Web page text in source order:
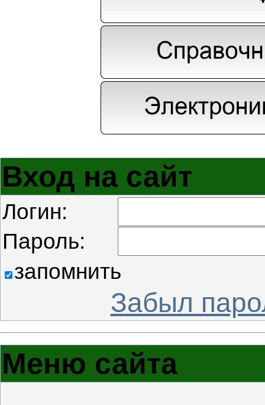
Вход на сайт
Логин:
Пароль:
запомнить
Забыл
Меню сайта